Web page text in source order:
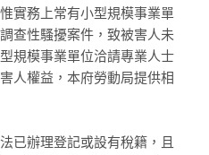
實務上常有小型規模事業單
查性騷擾案件，致被害人未
規模事業單位洽請專業人士
人權益，本府勞動局提供相
已辦理登記或設有稅籍，且